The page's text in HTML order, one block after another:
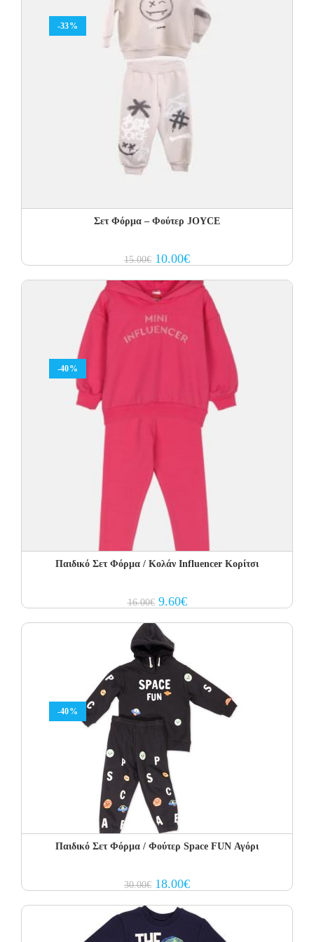
-33%
Σετ Φόρμα – Φούτερ JOYCE
15.00€ Original
price
15.00€.
10.00€Current
price
10.00€.
-40%
Παιδικό Σετ Φόρμα / Κολάν Influencer Κορίτσι
16.00€ Original
price
16.00€.
9.60€Current
price
-40%
Παιδικό Σετ Φόρμα / Φούτερ Space FUN Αγόρι
30.00€ Original
price
30.00€.
18.00€Current
price
18.00€.